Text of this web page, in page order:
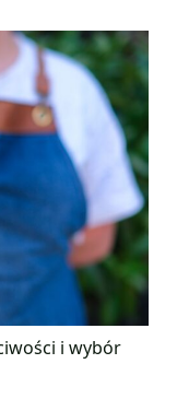
i wybór